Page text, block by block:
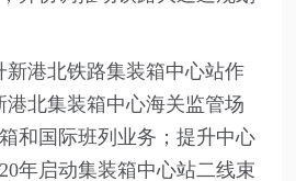
港北铁路集装箱中心站作
港北集装箱中心海关监管场
和国际班列业务；提升中心
年启动集装箱中心站二线束